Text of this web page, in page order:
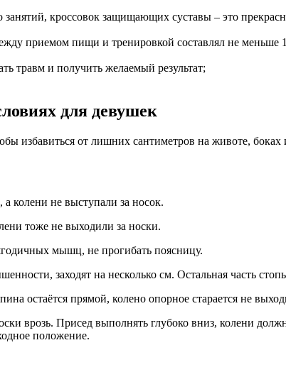
кроссовок защищающих суставы – это
приемом пищи и тренировкой составлял не меньше
травм и получить желаемый результат;
для девушек
избавиться от лишних сантиметров на животе,
колени не выступали за носок.
тоже не выходили за носки.
мышц, не прогибать поясницу.
заходят на несколько см. Остальная часть
остаётся прямой, колено опорное старается не
врозь. Присед выполнять глубоко вниз, колени
положение.